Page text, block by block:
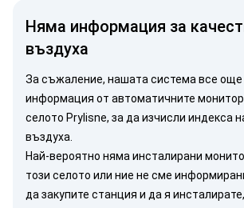
Няма информация за
въздуха
За съжаление, нашата система все
информация от автоматичните
селото Prylisne, за да изчисли индекса
въздуха.
Най-вероятно няма инсталирани
този селото или ние не сме
да закупите станция и да я